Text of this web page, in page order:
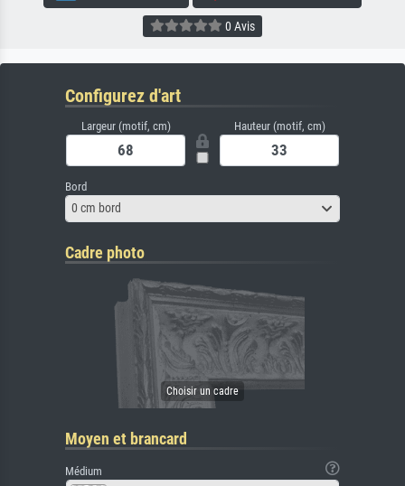
0 Avis
Configurez d'art
Largeur (motif, cm) Hauteur (motif, cm)
Bord
0 cm bord
Cadre photo
Moyen et brancard
Médium